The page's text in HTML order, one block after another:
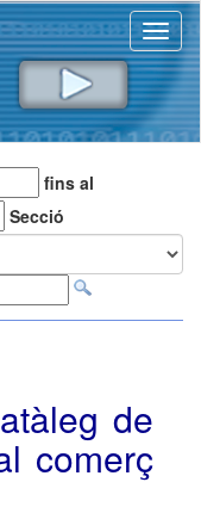
fins al
Secció
de
comerç